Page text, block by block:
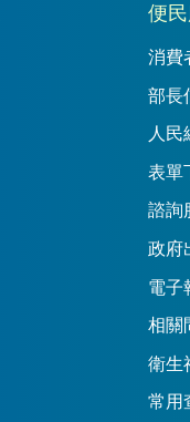
便
消費
部長
人民
表單
諮詢
政府
電子
相關
衛生
常用